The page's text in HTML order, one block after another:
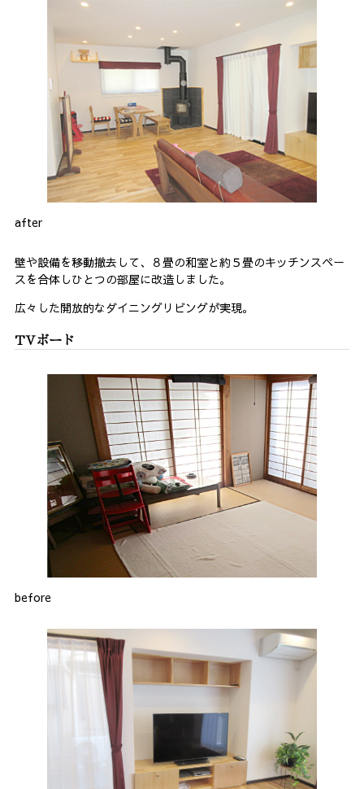
after
壁や設備を移動撤去して、８畳の和室と約５畳のキッチンスペー
スを合体しひとつの部屋に改造しました。
広々した開放的なダイニングリビングが実現。
TVボード
before